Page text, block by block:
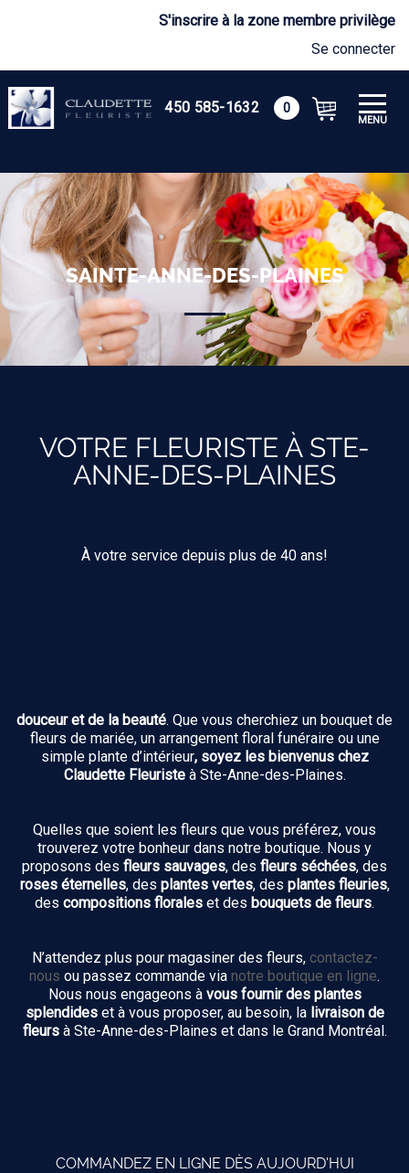
S'inscrire à la zone membre privilège
Se connecter
450 585-1632 0
SAINTE-ANNE-DES-PLAINES
MENU
VOTRE FLEURISTE À STE-
ANNE-DES-PLAINES
À votre service depuis plus de 40 ans!
douceur et de la beauté. Que vous cherchiez un bouquet de
fleurs de mariée, un arrangement floral funéraire ou une
simple plante d’intérieur, soyez les bienvenus chez
Claudette Fleuristeà Ste-Anne-des-Plaines.
Quelles que soient les fleurs que vous préférez, vous
trouverez votre bonheur dans notre boutique. Nous y
proposons des fleurs sauvages, des fleurs séchées, des
roses éternelles, des plantes vertes, des plantes fleuries,
des compositions florales et des bouquets de fleurs.
N’attendez plus pour magasiner des fleurs, contactez-
nous ou passez commande via notre boutique en ligne.
Nous nous engageons à vous fournir des plantes
splendideset à vous proposer, au besoin, la livraison de
fleursà Ste-Anne-des-Plaines et dans le Grand Montréal.
COMMANDEZ EN LIGNE DÈS AUJOURD'HUI